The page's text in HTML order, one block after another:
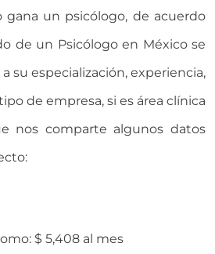
gana un psicólogo, de acuerdo
de un Psicólogo en México se
su especialización, experiencia,
de empresa, si es área clínica
nos comparte algunos datos
$ 5,408 al mes